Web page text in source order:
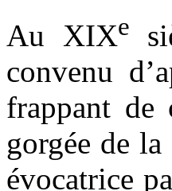
Au XIXe
convenu
frappant de
gorgée de
évocatrice